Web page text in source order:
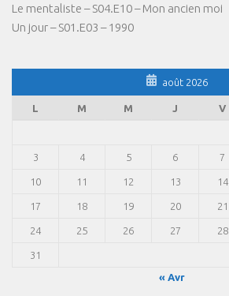
Le mentaliste – S04.E10 – Mon ancien moi
Un jour – S01.E03 – 1990
août 2026
L M M J V
3 4 5 6 7
10 11 12 13 14
17 18 19 20 21
24 25 26 27 28
31
« Avr